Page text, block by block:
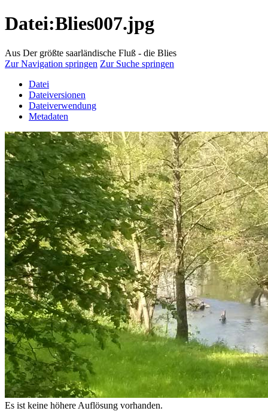
Datei:Blies007.jpg
Aus Der größte saarländische Fluß - die Blies
Zur Navigation springen Zur Suche springen
Datei
Dateiversionen
Dateiverwendung
Metadaten
Es ist keine höhere Auflösung vorhanden.